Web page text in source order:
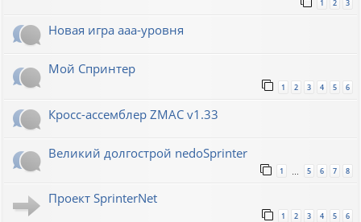
1 2 3
Новая игра ааа-уровня
Мой Спринтер
1 2 3 4 5 6
Кросс-ассемблер ZMAC v1.33
Великий долгострой nedoSprinter
1 5 6 7 8
Проект SprinterNet
1 2 3 4 5 6